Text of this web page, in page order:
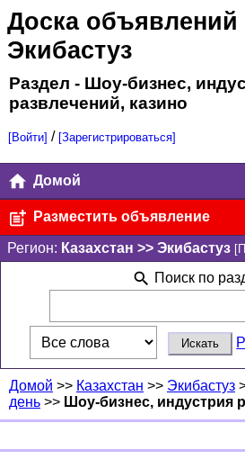
Доска объявлений
Экибастуз
Раздел - Шоу-бизнес,
развлечений, казино
[Войти] / [Зарегистрироваться]
Домой
Разместить объявление
Регион: Казахстан >> Экибастуз
Поиск по
Домой >> Казахстан >> Экибастуз
день >> Шоу-бизнес, индустрия